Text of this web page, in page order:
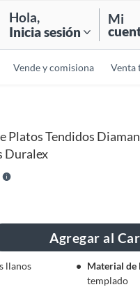
Hola,
Inicia sesión
Mi
Vende y comisiona Venta
Platos Tendidos
Duralex
l
l
e
r
Agregar al
llanos Material de
templado